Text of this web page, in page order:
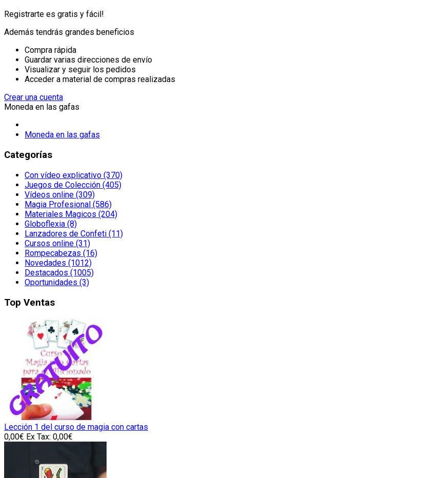
Registrarte es gratis y fácil!
Además tendrás grandes beneficios
Compra rápida
Guardar varias direcciones de envío
Visualizar y seguir los pedidos
Acceder a material de compras realizadas
Crear una cuenta
Moneda en las gafas
Moneda en las gafas
Categorías
Con vídeo explicativo (370)
Juegos de Colección (405)
Vídeos online (309)
Magia Profesional (586)
Materiales Magicos (204)
Globoflexia (8)
Lanzadores de Confeti (11)
Cursos online (31)
Rompecabezas (16)
Novedades (1012)
Destacados (1005)
Oportunidades (3)
Top Ventas
Lección 1 del curso de magia con cartas
0,00€ Ex Tax: 0,00€